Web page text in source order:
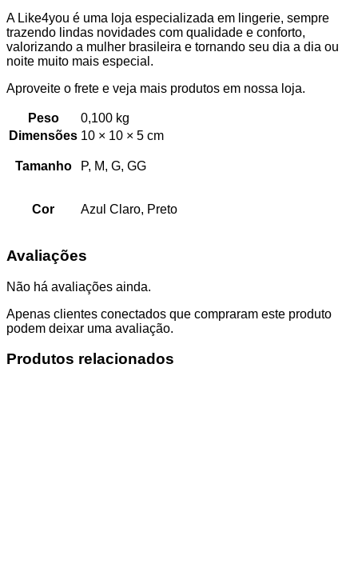
A Like4you é uma loja especializada em lingerie, sempre
trazendo lindas novidades com qualidade e conforto,
valorizando a mulher brasileira e tornando seu dia a dia ou
noite muito mais especial.
Aproveite o frete e veja mais produtos em nossa loja.
Peso
0,100 kg
Dimensões 10 × 10 × 5 cm
Tamanho P, M, G, GG
Cor Azul Claro, Preto
Avaliações
Não há avaliações ainda.
Apenas clientes conectados que compraram este produto
podem deixar uma avaliação.
Produtos relacionados